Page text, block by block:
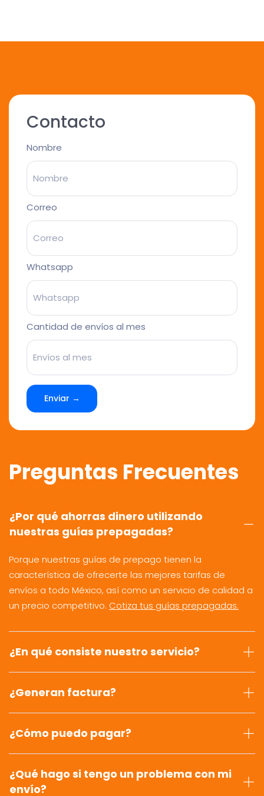
Contacto
Nombre
Correo
Whatsapp
Cantidad de envíos al mes
Enviar →
Preguntas Frecuentes
¿Por qué ahorras dinero utilizando
nuestras guías prepagadas?
Porque nuestras guías de prepago tienen la
característica de ofrecerte las mejores tarifas de
envíos a todo México, así como un servicio de calidad a
un precio competitivo. Cotiza tus guías prepagadas.
¿En qué consiste nuestro servicio?
¿Generan factura?
¿Cómo puedo pagar?
¿Qué hago si tengo un problema con mi
envío?